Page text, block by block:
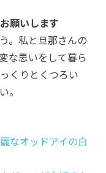
願いします
。私と旦那さんの
な思いをして暮ら
くりとくつろい
。
なオッドアイの白